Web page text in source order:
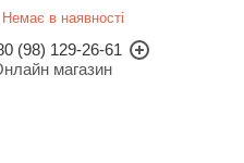
Немає в наявності
(98) 129-26-61
магазин